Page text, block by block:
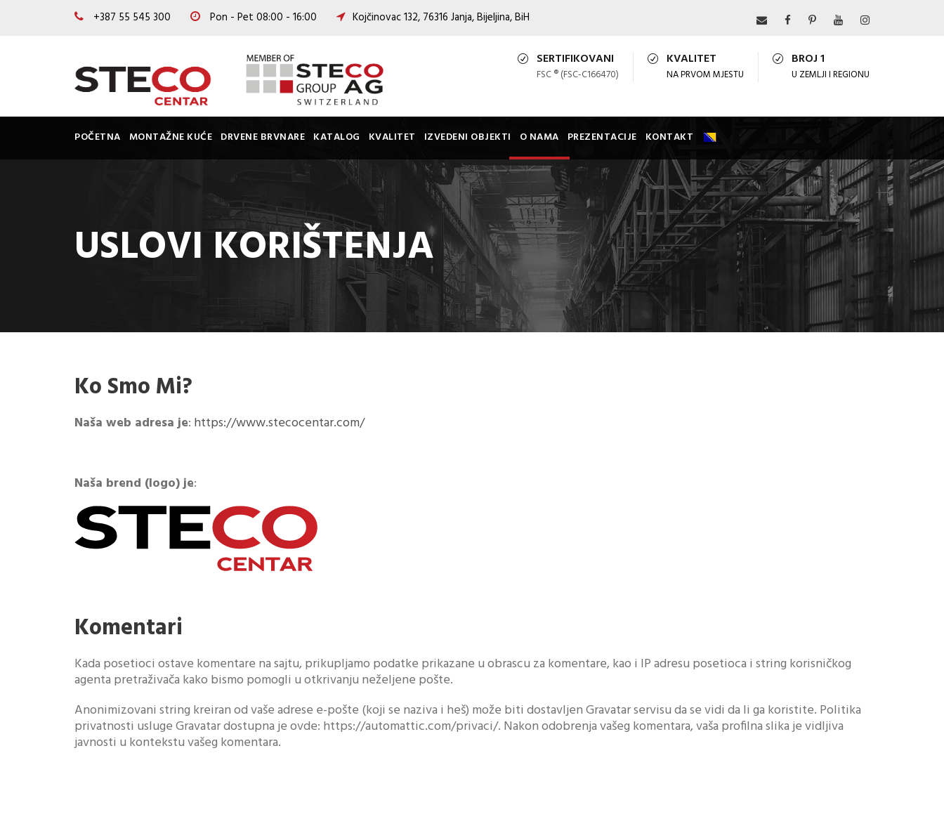
+387 55 545 300 Pon - Pet 08:00 - 16:00 Kojčinovac 132, 76316 Janja, Bijeljina, BiH
SERTIFIKOVANI
FSC ® (FSC-C166470)
KVALITET
NA PRVOM MJESTU
BROJ 1
U ZEMLJI I REGIONU
POČETNA MONTAŽNE KUĆE DRVENE BRVNARE KATALOG KVALITET IZVEDENI OBJEKTI O NAMA PREZENTACIJE KONTAKT
USLOVI KORIŠTENJA
Ko Smo Mi?
Naša web adresa je: https://www.stecocentar.com/
Naša brend (logo) je:
Komentari
Kada posetioci ostave komentare na sajtu, prikupljamo podatke prikazane u obrascu za komentare, kao i IP adresu posetioca i string korisničkog
agenta pretraživača kako bismo pomogli u otkrivanju neželjene pošte.
Anonimizovani string kreiran od vaše adrese e-pošte (koji se naziva i heš) može biti dostavljen Gravatar servisu da se vidi da li ga koristite. Politika
privatnosti usluge Gravatar dostupna je ovde: https://automattic.com/privaci/. Nakon odobrenja vašeg komentara, vaša profilna slika je vidljiva
javnosti u kontekstu vašeg komentara.